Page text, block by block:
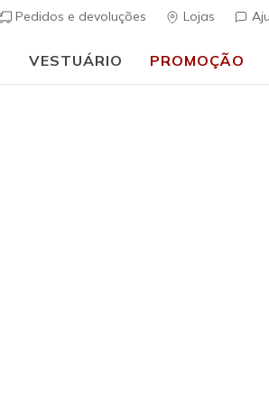
Pedidos e devoluções Lojas
VESTUÁRIO PROMOÇÃO